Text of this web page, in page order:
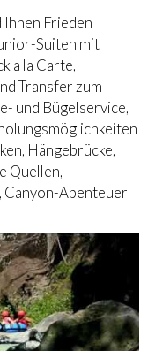
Frieden
Suiten mit
a la Carte,
Transfer zum
und Bügelservice,
Hängebrücke,
Quellen,
Abenteuer